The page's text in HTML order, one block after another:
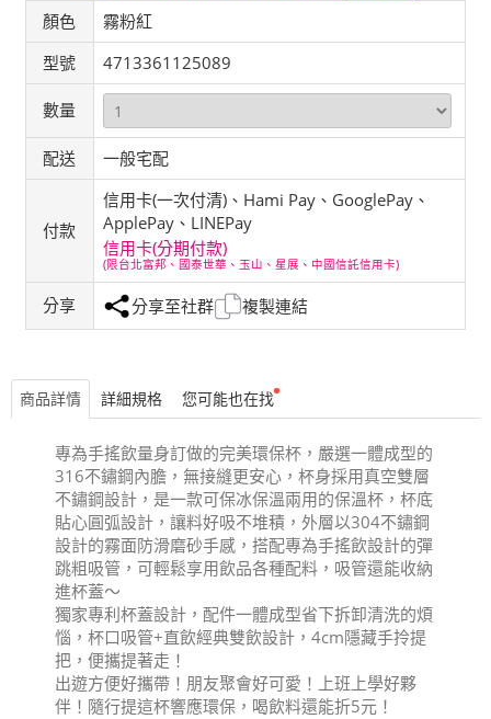
顏色
霧粉紅
型號
4713361125089
數量
配送 一般宅配
付款
信用卡(一次付清)、Hami Pay、GooglePay、
ApplePay、LINEPay
信用卡(分期付款)
(限台北富邦、國泰世華、玉山、星展、中國信託信用卡)
分享 分享至社群 複製連結
商品詳情 詳細規格 您可能也在找
專為手搖飲量身訂做的完美環保杯，嚴選一體成型的
316不鏽鋼內膽，無接縫更安心，杯身採用真空雙層
不鏽鋼設計，是一款可保冰保溫兩用的保溫杯，杯底
貼心圓弧設計，讓料好吸不堆積，外層以304不鏽鋼
設計的霧面防滑磨砂手感，搭配專為手搖飲設計的彈
跳粗吸管，可輕鬆享用飲品各種配料，吸管還能收納
進杯蓋～
獨家專利杯蓋設計，配件一體成型省下拆卸清洗的煩
惱，杯口吸管+直飲經典雙飲設計，4cm隱藏手拎提
把，便攜提著走！
出遊方便好攜帶！朋友聚會好可愛！上班上學好夥
伴！隨行提這杯響應環保，喝飲料還能折5元！